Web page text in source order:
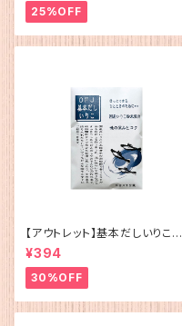
25%OFF
【アウトレット】基本だしいりこ（5
g×12）
¥394
30%OFF